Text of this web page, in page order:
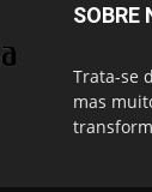
SOBRE
Trata-se
mas